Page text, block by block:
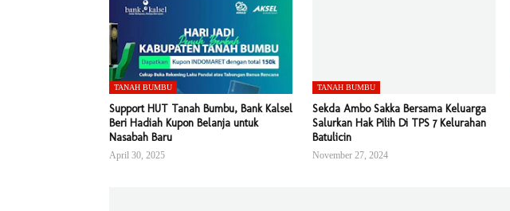
TANAH BUMBU
Support HUT Tanah Bumbu, Bank Kalsel
Beri Hadiah Kupon Belanja untuk
Nasabah Baru
April 30, 2025
TANAH BUMBU
Sekda Ambo Sakka Bersama Keluarga
Salurkan Hak Pilih Di TPS 7 Kelurahan
Batulicin
November 27, 2024